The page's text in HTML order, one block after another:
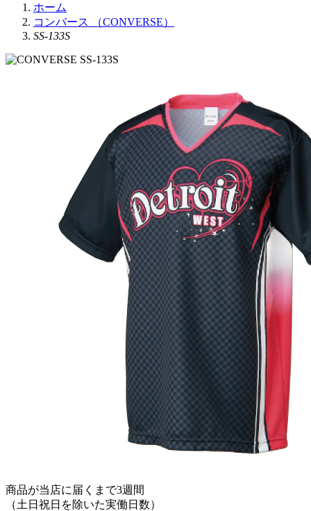
ホーム
コンバース （CONVERSE）
SS-133S
商品が当店に届くまで3週間
（土日祝日を除いた実働日数）